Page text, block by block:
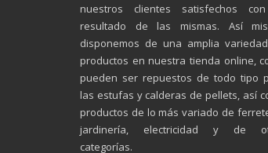
nuestros clientes satisfechos
resultado de las mismas. Así
disponemos de una amplia
productos en nuestra tienda online,
pueden ser repuestos de todo tipo
las estufas y calderas de pellets, así
productos de lo más variado de
jardinería, electricidad y de
categorías.